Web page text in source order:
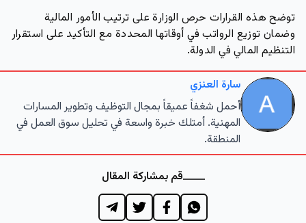
توضح هذه القرارات حرص الوزارة على ترتيب الأمور المالية
وضمان توزيع الرواتب في أوقاتها المحددة مع التأكيد على استقرار
التنظيم المالي في الدولة.
سارة العنزي
أحمل شغفاً عميقاً بمجال التوظيف وتطوير المسارات
المهنية. أمتلك خبرة واسعة في تحليل سوق العمل في
المنطقة.
قم بمشاركة المقال